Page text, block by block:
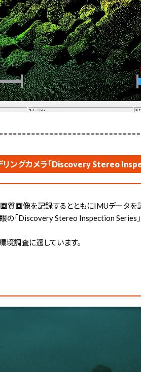
リングカメラ「Discovery Stereo
画像を記録するとともにIMUデータを
の「Discovery Stereo Inspection
調査に適しています。